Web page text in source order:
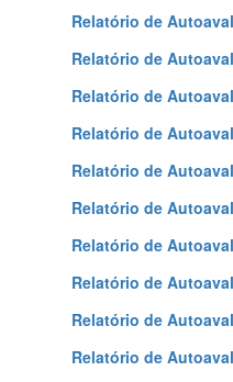
Relatório de
Relatório de
Relatório de
Relatório de
Relatório de
Relatório de
Relatório de
Relatório de
Relatório de
Relatório de